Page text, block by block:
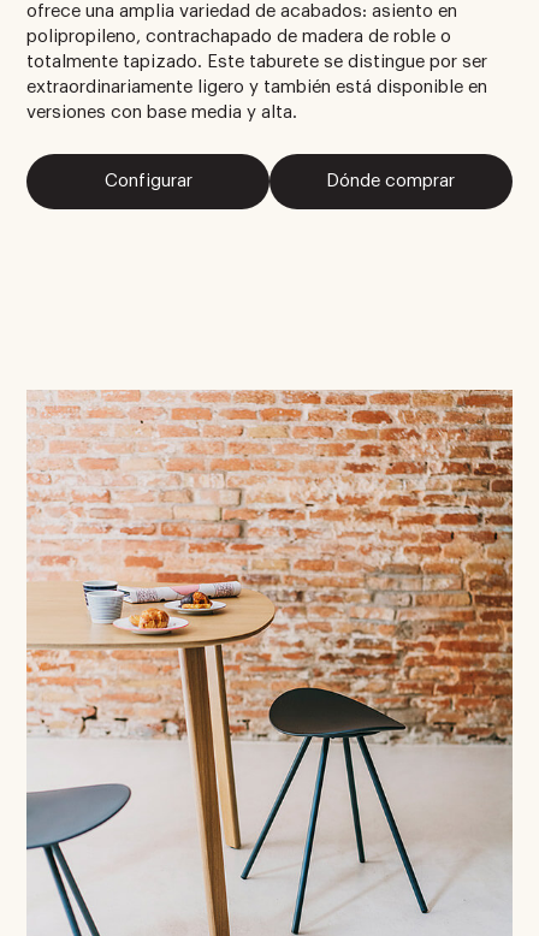
ofrece una amplia variedad de acabados: asiento en
polipropileno, contrachapado de madera de roble o
totalmente tapizado. Este taburete se distingue por ser
extraordinariamente ligero y también está disponible en
versiones con base media y alta.
Configurar Dónde comprar